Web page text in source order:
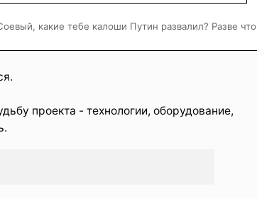
какие тебе калоши Путин развалил? Разве что
проекта - технологии, оборудование,